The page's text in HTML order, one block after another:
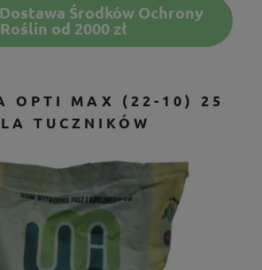
Środków Ochrony
Roślin od 2000 zł
OPTI MAX (22-10) 25
TUCZNIKÓW